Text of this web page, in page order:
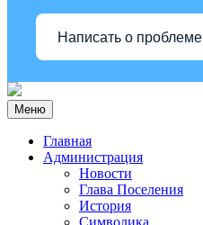
Написать о проблеме
Меню
Главная
Администрация
Новости
Глава Поселения
История
Символика